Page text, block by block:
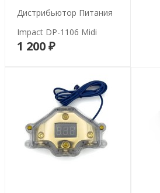
Дистрибьютор Питания
Impact DP-1106 Midi
1 200 ₽В корзину